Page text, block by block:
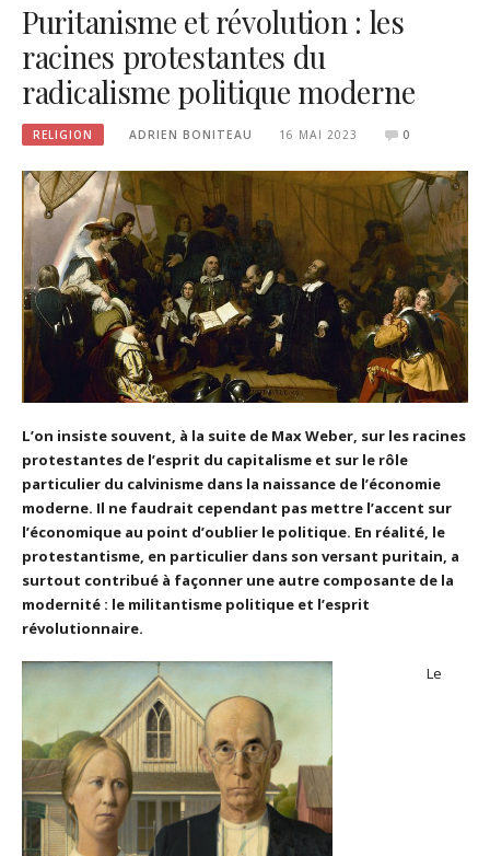
Puritanisme et révolution : les
racines protestantes du
radicalisme politique moderne
RELIGION ADRIEN BONITEAU 16 MAI 2023 0
L’on insiste souvent, à la suite de Max Weber, sur les racines
protestantes de l’esprit du capitalisme et sur le rôle
particulier du calvinisme dans la naissance de l’économie
moderne. Il ne faudrait cependant pas mettre l’accent sur
l’économique au point d’oublier le politique. En réalité, le
protestantisme, en particulier dans son versant puritain, a
surtout contribué à façonner une autre composante de la
modernité : le militantisme politique et l’esprit
révolutionnaire.
Le